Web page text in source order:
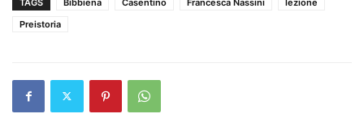
Preistoria